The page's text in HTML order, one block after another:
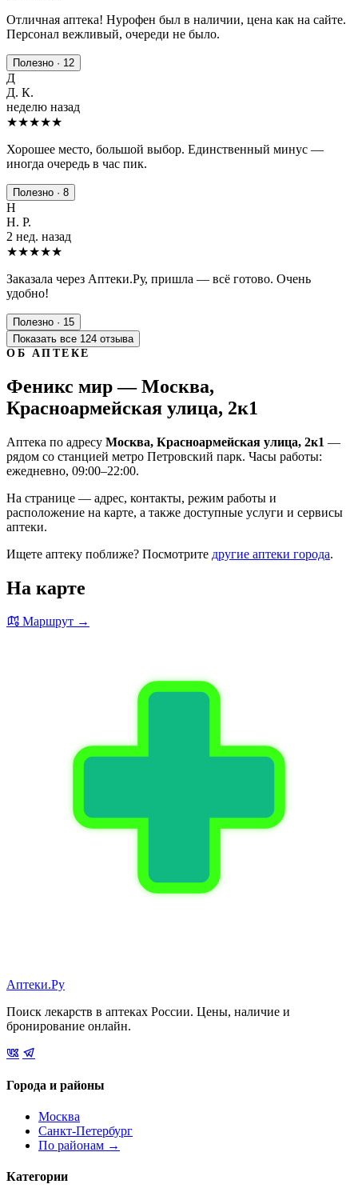
Отличная аптека! Нурофен был в наличии, цена как на сайте.
Персонал вежливый, очереди не было.
Полезно · 12
Д
Д. К.
неделю назад
★★★★★
Хорошее место, большой выбор. Единственный минус —
иногда очередь в час пик.
Полезно · 8
Н
Н. Р.
2 нед. назад
★★★★★
Заказала через Аптеки.Ру, пришла — всё готово. Очень
удобно!
Полезно · 15
Показать все 124 отзыва
ОБ АПТЕКЕ
Феникс мир — Москва,
Красноармейская улица, 2к1
Аптека по адресу Москва, Красноармейская улица, 2к1 —
рядом со станцией метро Петровский парк. Часы работы:
ежедневно, 09:00–22:00.
На странице — адрес, контакты, режим работы и
расположение на карте, а также доступные услуги и сервисы
аптеки.
Ищете аптеку поближе? Посмотрите другие аптеки города.
На карте
Маршрут →
Аптеки.Ру
Поиск лекарств в аптеках России. Цены, наличие и
бронирование онлайн.
Города и районы
Москва
Санкт-Петербург
По районам →
Категории